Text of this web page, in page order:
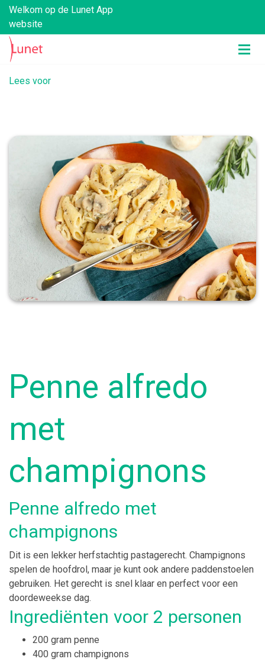
Welkom op de Lunet App
website
Lees voor
Penne alfredo
met
champignons
Penne alfredo met
champignons
Dit is een lekker herfstachtig pastagerecht. Champignons
spelen de hoofdrol, maar je kunt ook andere paddenstoelen
gebruiken. Het gerecht is snel klaar en perfect voor een
doordeweekse dag.
Ingrediënten voor 2 personen
200 gram penne
400 gram champignons